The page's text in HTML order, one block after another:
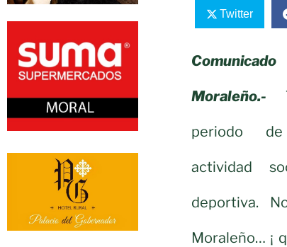
Twitter
Moraleño.-
periodo
actividad
deportiva.
Moraleño… ¡